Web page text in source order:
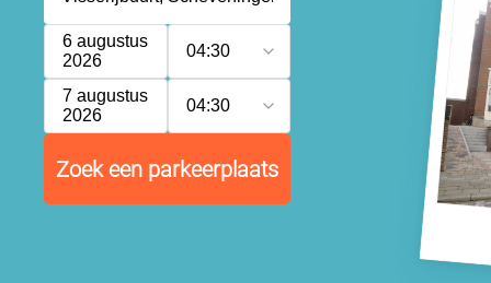
6 augustus
2026
04:30
7 augustus
2026
04:30
Zoek een parkeerplaats